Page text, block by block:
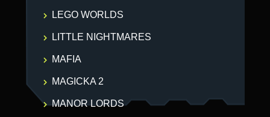
LEGO WORLDS
LITTLE NIGHTMARES
MAFIA
MAGICKA 2
MANOR LORDS